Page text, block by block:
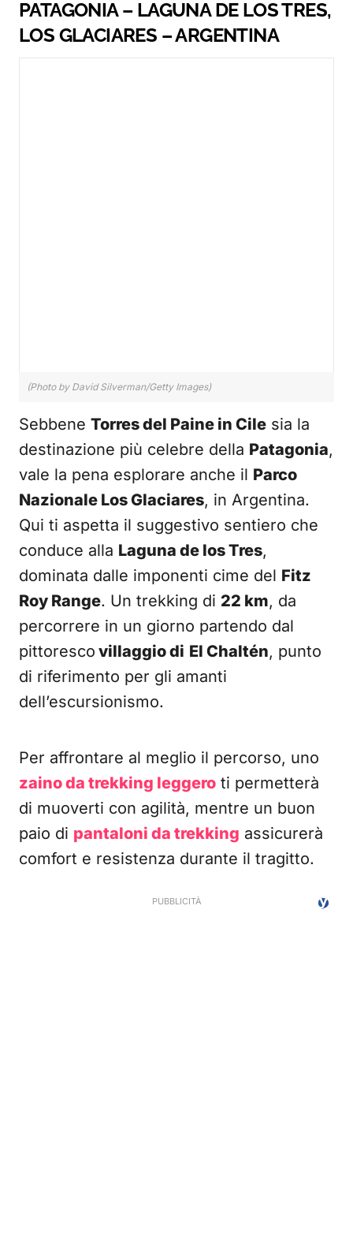
PATAGONIA – LAGUNA DE LOS TRES,
LOS GLACIARES – ARGENTINA
(Photo by David Silverman/Getty Images)
Sebbene Torres del Paine in Cile sia la
destinazione più celebre della Patagonia,
vale la pena esplorare anche il Parco
Nazionale Los Glaciares, in Argentina.
Qui ti aspetta il suggestivo sentiero che
conduce alla Laguna de los Tres,
dominata dalle imponenti cime del Fitz
Roy Range. Un trekking di 22 km, da
percorrere in un giorno partendo dal
pittoresco villaggio di El Chaltén, punto
di riferimento per gli amanti
dell’escursionismo.
Per affrontare al meglio il percorso, uno
zaino da trekking leggero ti permetterà
di muoverti con agilità, mentre un buon
paio di pantaloni da trekking assicurerà
comfort e resistenza durante il tragitto.